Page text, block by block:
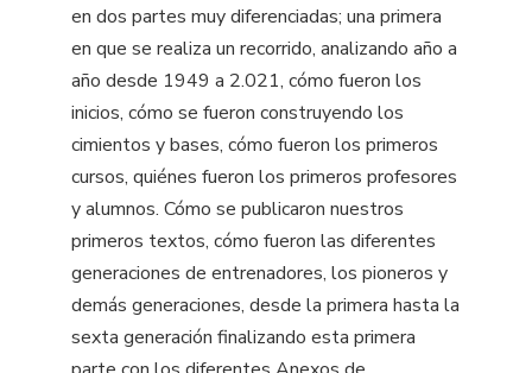
en dos partes muy diferenciadas; una primera
en que se realiza un recorrido, analizando año a
año desde 1949 a 2.021, cómo fueron los
inicios, cómo se fueron construyendo los
cimientos y bases, cómo fueron los primeros
cursos, quiénes fueron los primeros profesores
y alumnos. Cómo se publicaron nuestros
primeros textos, cómo fueron las diferentes
generaciones de entrenadores, los pioneros y
demás generaciones, desde la primera hasta la
sexta generación finalizando esta primera